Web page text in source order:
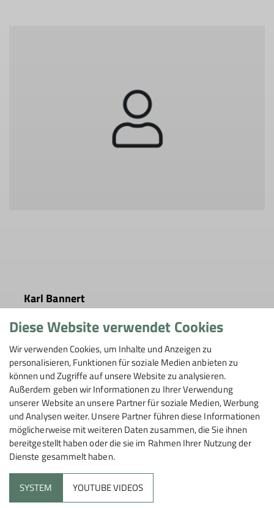
Karl Bannert
Mitgliederverwaltung
karl.bannert@dav-schorndorf.de
Diese Website verwendet Cookies
Wir verwenden Cookies, um Inhalte und Anzeigen zu
personalisieren, Funktionen für soziale Medien anbieten zu
können und Zugriffe auf unsere Website zu analysieren.
Außerdem geben wir Informationen zu Ihrer Verwendung
unserer Website an unsere Partner für soziale Medien, Werbung
und Analysen weiter. Unsere Partner führen diese Informationen
möglicherweise mit weiteren Daten zusammen, die Sie ihnen
bereitgestellt haben oder die sie im Rahmen Ihrer Nutzung der
Dienste gesammelt haben.
SYSTEM YOUTUBE VIDEOS